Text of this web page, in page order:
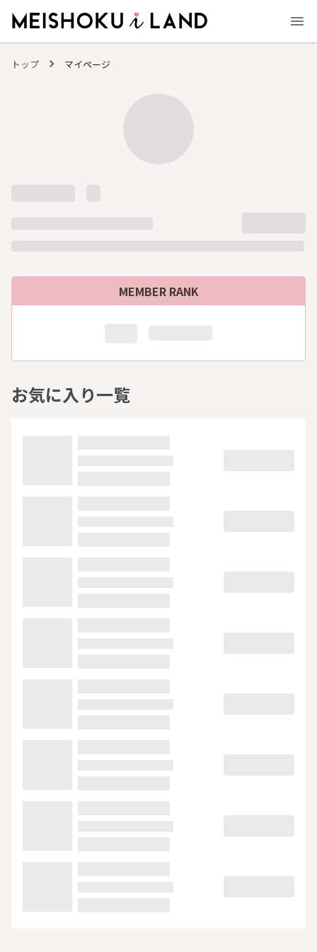
トップ マイページ
MEMBER RANK
お気に入り一覧